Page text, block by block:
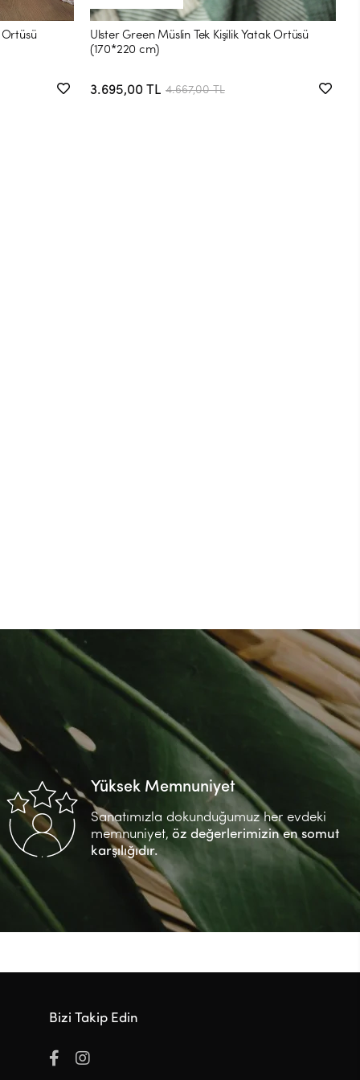
Örtüsü
Ulster Green Müslin Tek Kişilik Yatak Örtüsü
(170*220 cm)
3.695,00 TL 4.667,00 TL
Yüksek Memnuniyet
Sanatımızla dokunduğumuz her evdeki
memnuniyet, öz değerlerimizin en somut
karşılığıdır.
Bizi Takip Edin